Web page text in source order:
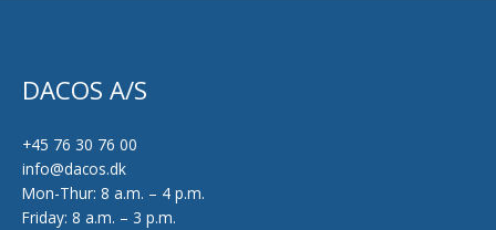
DACOS A/S
+45 76 30 76 00
info@dacos.dk
Mon-Thur: 8 a.m. – 4 p.m.
Friday: 8 a.m. – 3 p.m.